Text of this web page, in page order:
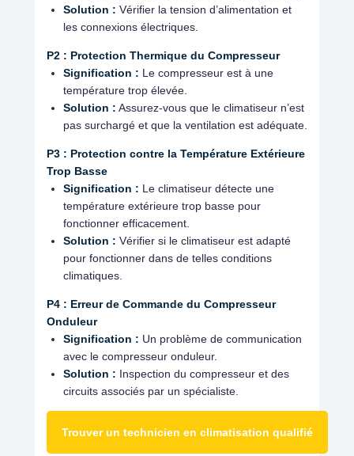
Solution : Vérifier la tension d’alimentation et
les connexions électriques.
P2 : Protection Thermique du Compresseur
Signification : Le compresseur est à une
température trop élevée.
Solution : Assurez-vous que le climatiseur n’est
pas surchargé et que la ventilation est adéquate.
P3 : Protection contre la Température Extérieure
Trop Basse
Signification : Le climatiseur détecte une
température extérieure trop basse pour
fonctionner efficacement.
Solution : Vérifier si le climatiseur est adapté
pour fonctionner dans de telles conditions
climatiques.
P4 : Erreur de Commande du Compresseur
Onduleur
Signification : Un problème de communication
avec le compresseur onduleur.
Solution : Inspection du compresseur et des
circuits associés par un spécialiste.
Trouver un technicien en climatisation qualifié